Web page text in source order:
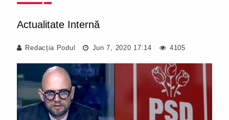
Actualitate Internă
Redacția Podul Jun 7, 2020 17:14 4105